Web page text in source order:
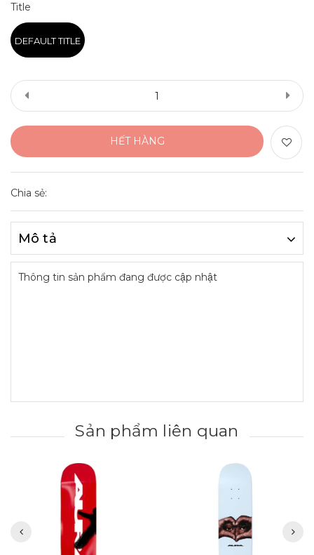
Title
DEFAULT TITLE
HẾT HÀNG
Chia sẻ:
Mô tả
Thông tin sản phẩm đang được cập nhật
Sản phẩm liên quan